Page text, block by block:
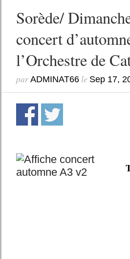
Sorède/
concert
l’Orchestre de
par ADMINAT66le Sep 17,